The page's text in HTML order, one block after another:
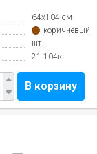
64х104 см
коричневый
шт.
21.104к
В корзину